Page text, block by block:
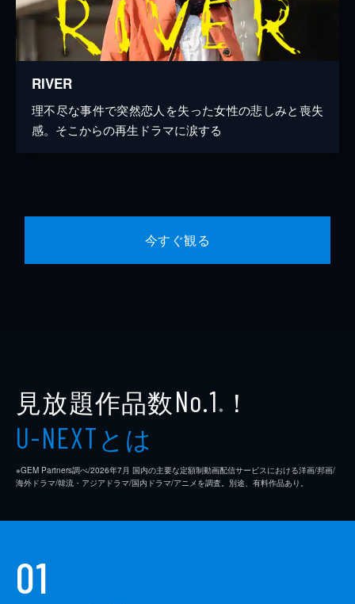
RIVER
理不尽な事件で突然恋人を失った女性の悲しみと喪失
感。そこからの再生ドラマに涙する
今すぐ観る
見放題作品数No.1 ※ ！
U-NEXTとは
※GEM Partners調べ/2026年7⽉ 国内の主要な定額制動画配信サービスにおける洋画/邦画/
海外ドラマ/韓流・アジアドラマ/国内ドラマ/アニメを調査。別途、有料作品あり。
01